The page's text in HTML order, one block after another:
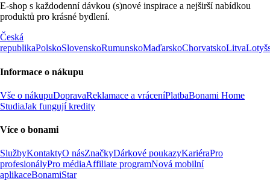
E-shop s každodenní dávkou (s)nové inspirace a nejširší nabídkou
produktů pro krásné bydlení.
Česká
republikaPolskoSlovenskoRumunskoMaďarskoChorvatskoLitva
Informace o nákupu
Vše o nákupuDopravaReklamace a vráceníPlatbaBonami Home
StudiaJak fungují kredity
Více o bonami
SlužbyKontaktyO násZnačkyDárkové poukazyKariéraPro
profesionályPro médiaAffiliate programNová mobilní
aplikaceBonamiStar